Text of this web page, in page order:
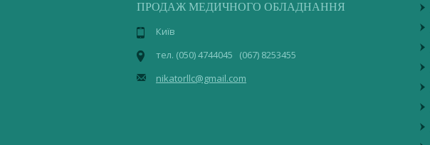
ПРОДАЖ МЕДИЧНОГО ОБЛАДНАННЯ
Київ
тел. (050) 4744045 (067) 8253455
nikatorllc@gmail.com